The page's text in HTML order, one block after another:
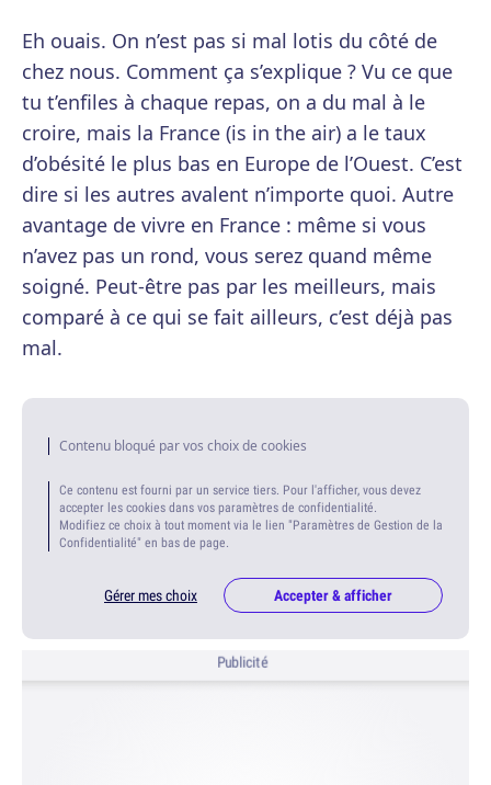
Eh ouais. On n’est pas si mal lotis du côté de
chez nous. Comment ça s’explique ? Vu ce que
tu t’enfiles à chaque repas, on a du mal à le
croire, mais la France (is in the air) a le taux
d’obésité le plus bas en Europe de l’Ouest. C’est
dire si les autres avalent n’importe quoi. Autre
avantage de vivre en France : même si vous
n’avez pas un rond, vous serez quand même
soigné. Peut-être pas par les meilleurs, mais
comparé à ce qui se fait ailleurs, c’est déjà pas
mal.
Contenu bloqué par vos choix de cookies
Ce contenu est fourni par un service tiers. Pour l'afficher, vous devez
accepter les cookies dans vos paramètres de confidentialité.
Modifiez ce choix à tout moment via le lien "Paramètres de Gestion de la
Confidentialité" en bas de page.
Gérer mes choix Accepter & afficher
Publicité